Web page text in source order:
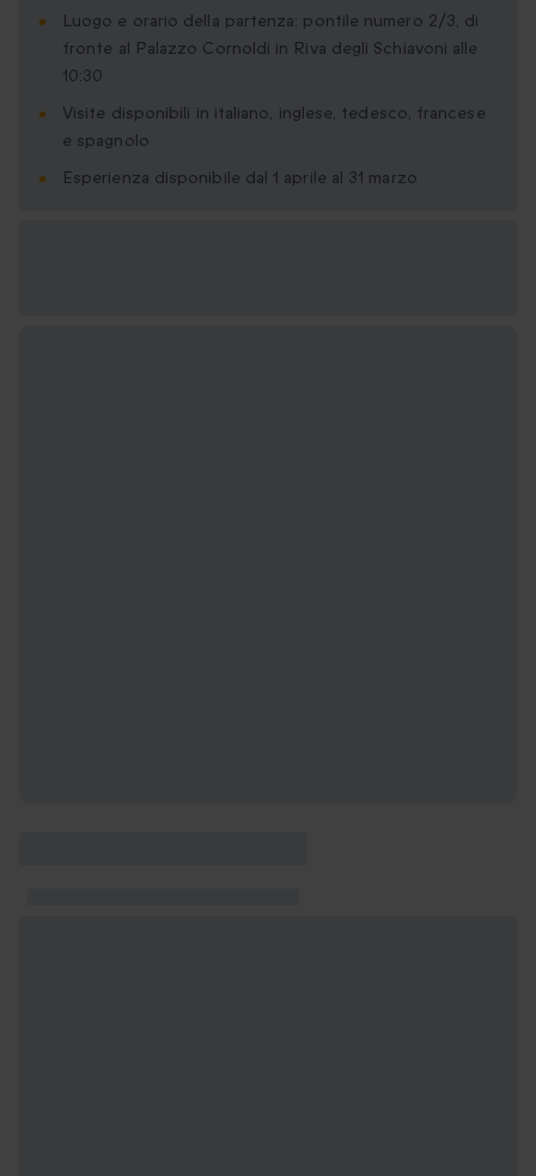
Luogo e orario della partenza: pontile numero 2/3, di
fronte al Palazzo Cornoldi in Riva degli Schiavoni alle
10:30
Visite disponibili in italiano, inglese, tedesco, francese
e spagnolo
Esperienza disponibile dal 1 aprile al 31 marzo